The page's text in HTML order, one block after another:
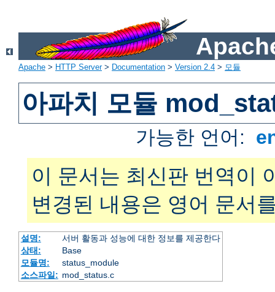
Apache > HTTP Server> Documentation > Version 2.4 > 모듈
아파치 모듈
가능한 언어:
이 문서는 최신판 번역이
변경된 내용은 영어 문서
설명:
서버 활동과 성능에 대한 정보를 제공한다
상태:
Base
모듈명:
status_module
소스파일: mod_status.c